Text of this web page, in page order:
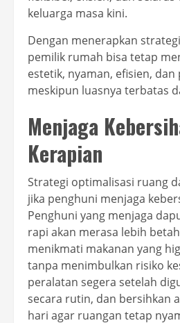
keluarga masa kini.
Dengan menerapkan
pemilik rumah bisa tetap
estetik, nyaman, efisien,
meskipun luasnya terbatas
Menjaga
Kerapian
Strategi optimalisasi ruang
jika penghuni menjaga
Penghuni yang menjaga
rapi akan merasa lebih
menikmati makanan yang
tanpa menimbulkan risiko
peralatan segera setelah
secara rutin, dan bersihkan
hari agar ruangan tetap